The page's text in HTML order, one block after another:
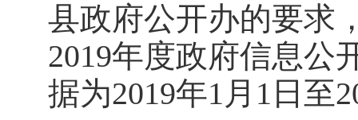
县政府公开办的要求
2019年度政府信息公
据为2019年1月1日至